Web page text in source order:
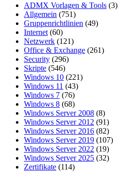
ADMX Vorlagen & Tools (3)
Allgemein (751)
Gruppenrichtlinien (49)
Internet (60)
Netzwerk (121)
Office & Exchange (261)
Security (296)
Skripte (546)
Windows 10 (221)
Windows 11 (43)
Windows 7 (76)
Windows 8 (68)
Windows Server 2008 (8)
Windows Server 2012 (91)
Windows Server 2016 (82)
Windows Server 2019 (107)
Windows Server 2022 (19)
Windows Server 2025 (32)
Zertifikate (114)